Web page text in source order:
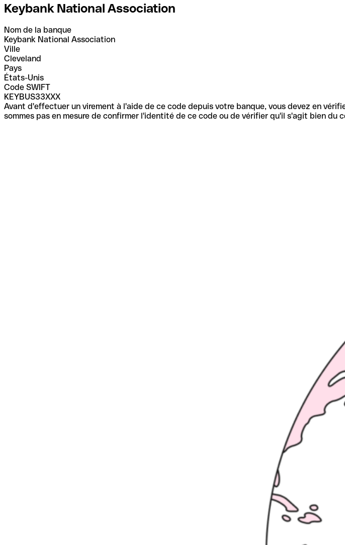
Keybank National Association
Nom de la banque
Keybank National Association
Ville
Cleveland
Pays
États-Unis
Code SWIFT
KEYBUS33XXX
Avant d'effectuer un virement à l'aide de ce code depuis votre banque, vous devez en
sommes pas en mesure de confirmer l'identité de ce code ou de vérifier qu'il s'agit bien du